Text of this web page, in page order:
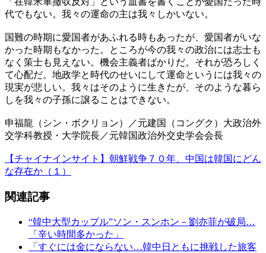
代でもない。我々の運命の主は我々しかいない。
国難の時期に愛国者があふれる時もあったが、愛国者がいな
かった時期もなかった。ところが今の我々の政治には志士も
なく策士も見えない。機会主義者ばかりだ。それが恐ろしく
て心配だ。地政学と時代のせいにして運命というには我々の
現実が悲しい。我々はそのように生きたが、そのような暮ら
しを我々の子孫に譲ることはできない。
申福龍（シン・ボクリョン）／元建国（コングク）大政治外
交学科教授・大学院長／元韓国政治外交史学会会長
【チャイナインサイト】朝鮮戦争７０年、中国は韓国にどん
な存在か（１）
関連記事
“韓中大型カップル”ソン・スンホン－劉亦菲が破局…
「辛い時間多かった」
「すぐには金にならない…韓中日ともに挑戦した旅客